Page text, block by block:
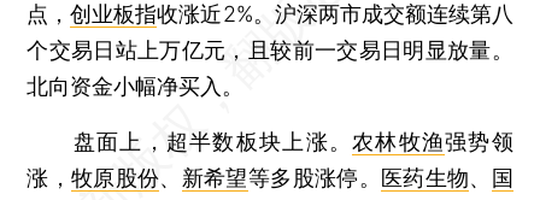
点，创业板指收涨近2%。沪深两市成交额连续第八
个交易日站上万亿元，且较前一交易日明显放量。
北向资金小幅净买入。
盘面上，超半数板块上涨。农林牧渔强势领
涨，牧原股份、 新希望等多股涨停。 医药生物、
国